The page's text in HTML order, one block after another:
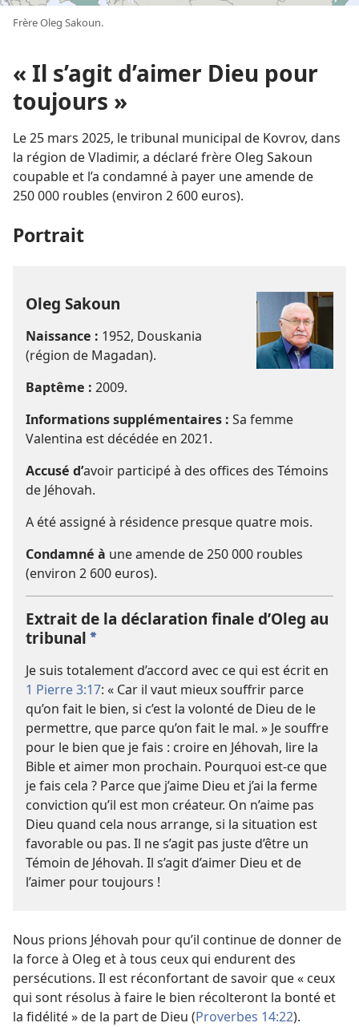
Frère Oleg Sakoun.
« Il s’agit d’aimer Dieu pour
toujours »
Le 25 mars 2025, le tribunal municipal de Kovrov, dans
la région de Vladimir, a déclaré frère Oleg Sakoun
coupable et l’a condamné à payer une amende de
250 000 roubles (environ 2 600 euros).
Portrait
Oleg Sakoun
Naissance : 1952, Douskania
(région de Magadan).
Baptême : 2009.
Informations supplémentaires : Sa femme
Valentina est décédée en 2021.
Accusé d’avoir participé à des offices des Témoins
de Jéhovah.
A été assigné à résidence presque quatre mois.
Condamné à une amende de 250 000 roubles
(environ 2 600 euros).
Extrait de la déclaration finale d’Oleg au
tribunal a
Je suis totalement d’accord avec ce qui est écrit en
1 Pierre 3:17: « Car il vaut mieux souffrir parce
qu’on fait le bien, si c’est la volonté de Dieu de le
permettre, que parce qu’on fait le mal. » Je souffre
pour le bien que je fais : croire en Jéhovah, lire la
Bible et aimer mon prochain. Pourquoi est-ce que
je fais cela ? Parce que j’aime Dieu et j’ai la ferme
conviction qu’il est mon créateur. On n’aime pas
Dieu quand cela nous arrange, si la situation est
favorable ou pas. Il ne s’agit pas juste d’être un
Témoin de Jéhovah. Il s’agit d’aimer Dieu et de
l’aimer pour toujours !
Nous prions Jéhovah pour qu’il continue de donner de
la force à Oleg et à tous ceux qui endurent des
persécutions. Il est réconfortant de savoir que « ceux
qui sont résolus à faire le bien récolteront la bonté et
la fidélité » de la part de Dieu (Proverbes 14:22).